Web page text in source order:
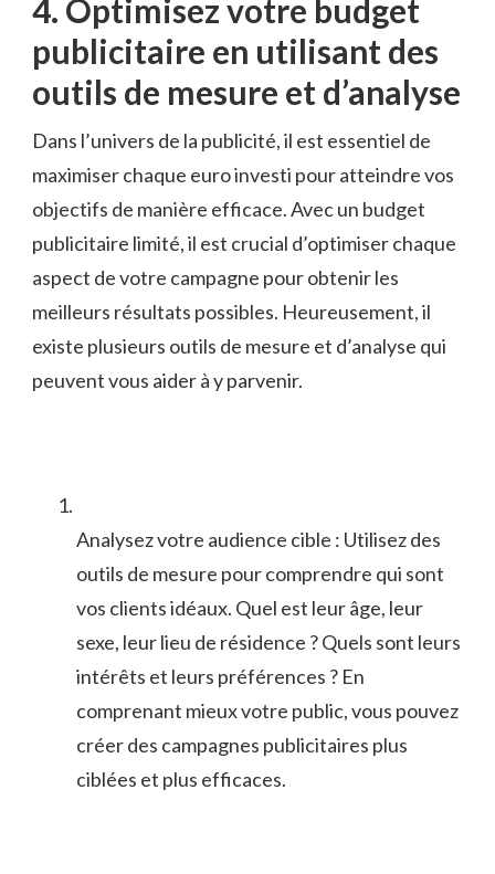
4. Optimisez votre budget
publicitaire en utilisant⁣ des
outils ‍de mesure et d’analyse
Dans l’univers de la publicité, il est ⁢essentiel de
maximiser chaque euro investi pour atteindre vos⁢
objectifs⁢ de manière efficace. Avec un​ budget
publicitaire limité, il​ est ​crucial d’optimiser chaque⁤
aspect de votre campagne pour​ obtenir les​
meilleurs résultats possibles. Heureusement, il
existe plusieurs outils de mesure et ​d’analyse qui
peuvent vous aider à y⁣ parvenir.
Analysez votre ‍audience cible : Utilisez des
outils de mesure pour⁤ comprendre qui sont
vos clients idéaux. Quel est leur âge, leur
⁢sexe, leur lieu de résidence ? Quels sont leurs
intérêts et leurs‍ préférences ⁣? En ​
comprenant mieux votre public, ‍vous pouvez
créer⁣ des campagnes publicitaires plus
ciblées et plus efficaces.